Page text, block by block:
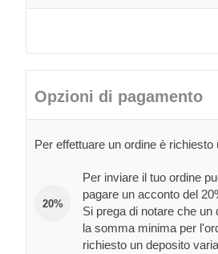
Opzioni di pagamento
Per effettuare un ordine è richiesto
20%
Per inviare il tuo ordine
pagare un acconto del
Si prega di notare che un
la somma minima per
richiesto un deposito